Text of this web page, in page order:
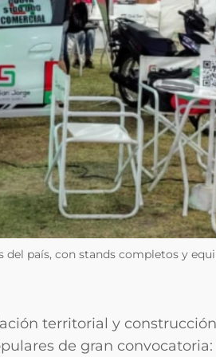
país, con stands completos y
territorial y
de gran convocatoria: